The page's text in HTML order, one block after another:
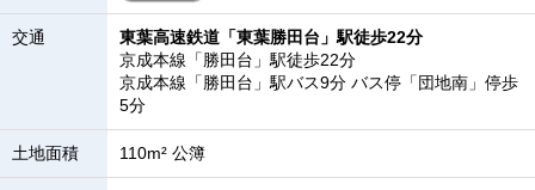
交通
東葉高速鉄道「東葉勝田台」駅徒歩22分
京成本線「勝田台」駅徒歩22分
京成本線「勝田台」駅バス9分 バス停「団地南」停歩
5分
土地面積 110m² 公簿